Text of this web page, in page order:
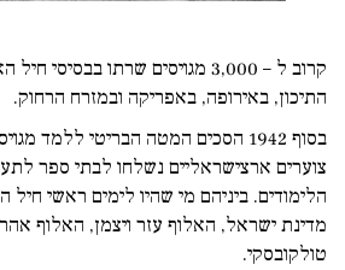
קרוב ל – 3,000 מגויסים שרתו
התיכון, באירופה, באפריקה ובמזרח הרחוק.
הלימודים. ביניהם מי שהיו לימים ראשי חיל
מדינת ישראל, האלוף עזר ויצמן, האלוף
טולקובסקי.